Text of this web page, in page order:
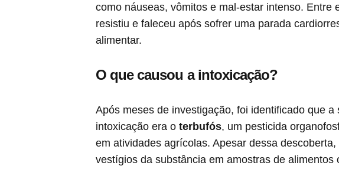
como náuseas, vômitos e mal-estar intenso. Entre
resistiu e faleceu após sofrer uma parada
alimentar.
O que causou a intoxicação?
Após meses de investigação, foi identificado que
intoxicação era o terbufós, um pesticida
em atividades agrícolas. Apesar dessa
vestígios da substância em amostras de